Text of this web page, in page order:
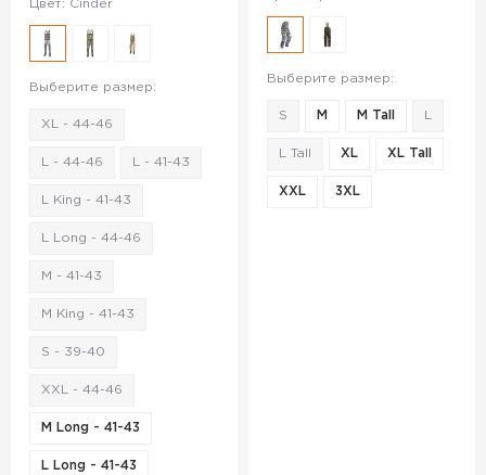
Цвет: Cinder
Выберите размер:
XL - 44-46
L - 44-46 L - 41-43
L King - 41-43
L Long - 44-46
M - 41-43
M King - 41-43
S - 39-40
XXL - 44-46
M Long - 41-43
L Long - 41-43
Выберите размер:
S M M Tall
L Tall XL XL Tall
XXL 3XL